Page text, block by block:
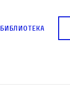
Библиотека